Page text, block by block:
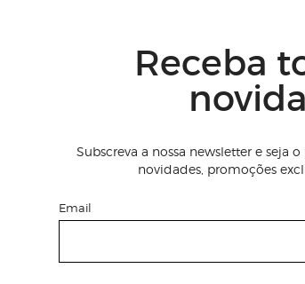
Receba
Subscreva a nossa newsletter e seja
novidades, promoções
Email